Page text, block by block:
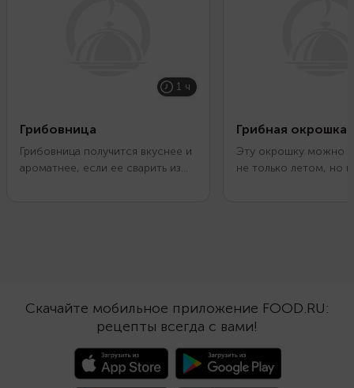
1 ч
Грибовница
Грибовница получится вкуснее и
ароматнее, если ее сварить из
Узнайте, какие еще есть
необычные блюда, в нашем
новом шоу «Люди пробуют»!
Грибная окрошка
Эту окрошку можно
не только летом, но
квасом.
Скачайте мобильное приложение FOOD.RU:
рецепты всегда с вами!